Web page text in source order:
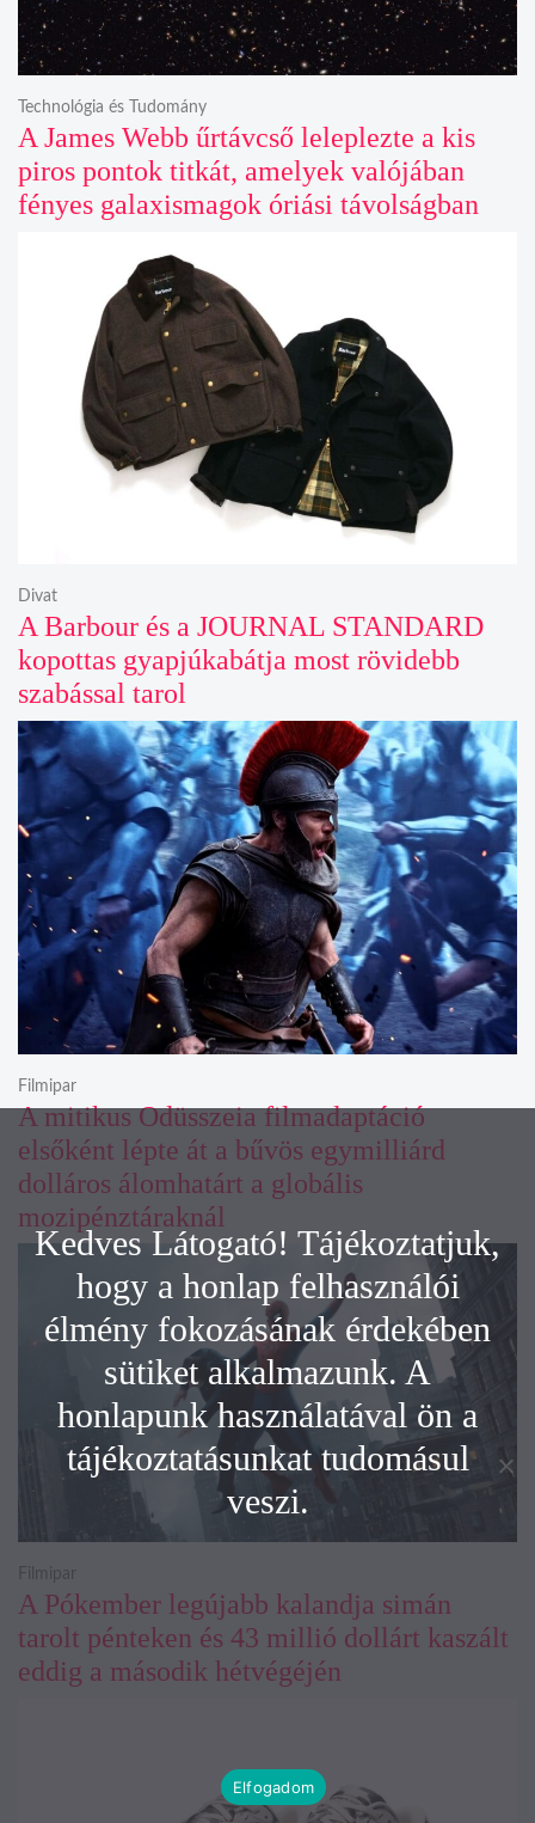
A James Webb űrtávcső leleplezte a kis
piros pontok titkát, amelyek valójában
fényes galaxismagok óriási távolságban
Technológia és Tudomány
A Barbour és a JOURNAL STANDARD
kopottas gyapjúkabátja most rövidebb
szabással tarol
Divat
A mitikus Odüsszeia filmadaptáció
elsőként lépte át a bűvös egymilliárd
dolláros álomhatárt a globális
mozipénztáraknál
Filmipar
A Pókember legújabb kalandja simán
tarolt pénteken és 43 millió dollárt kaszált
eddig a második hétvégéjén
Filmipar
Kedves Látogató! Tájékoztatjuk,
hogy a honlap felhasználói
élmény fokozásának érdekében
sütiket alkalmazunk. A
honlapunk használatával ön a
tájékoztatásunkat tudomásul
veszi.
Elfogadom